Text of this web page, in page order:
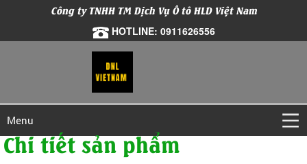
Công ty TNHH TM Dịch Vụ Ô tô HLD Việt Nam
HOTLINE: 0911626556
Menu
Chi tiết sản phẩm